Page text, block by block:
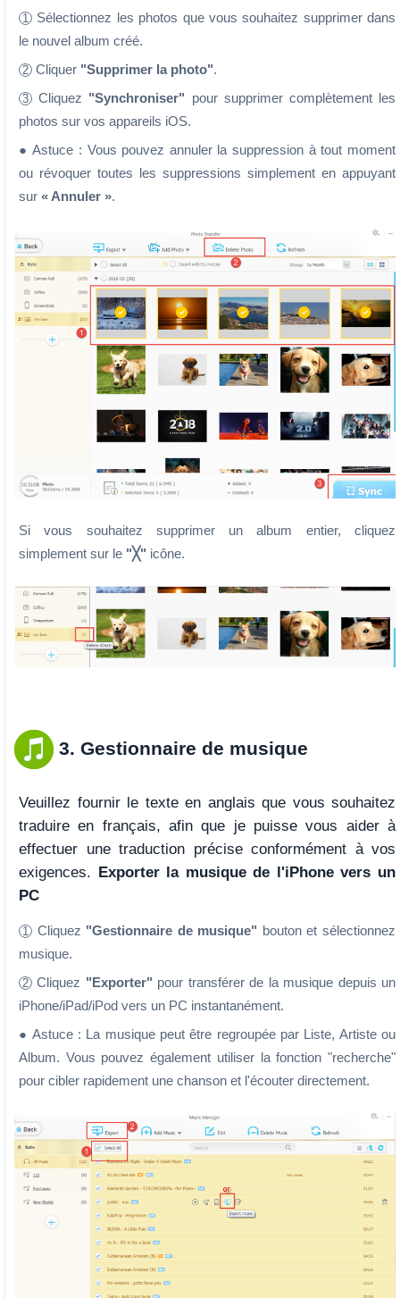
1
Sélectionnez les photos que vous souhaitez supprimer dans
le nouvel album créé.
2 Cliquer "Supprimer la photo".
3 Cliquez "Synchroniser" pour supprimer complètement les
photos sur vos appareils iOS.
● Astuce : Vous pouvez annuler la suppression à tout moment
ou révoquer toutes les suppressions simplement en appuyant
sur « Annuler ».
Si vous souhaitez supprimer un album entier, cliquez
simplement sur le "╳" icône.
3. Gestionnaire de musique
Veuillez fournir le texte en anglais que vous souhaitez
traduire en français, afin que je puisse vous aider à
effectuer une traduction précise conformément à vos
exigences. Exporter la musique de l'iPhone vers un
PC
1 Cliquez "Gestionnaire de musique" bouton et sélectionnez
musique.
2 Cliquez "Exporter" pour transférer de la musique depuis un
iPhone/iPad/iPod vers un PC instantanément.
● Astuce : La musique peut être regroupée par Liste, Artiste ou
Album. Vous pouvez également utiliser la fonction "recherche"
pour cibler rapidement une chanson et l'écouter directement.